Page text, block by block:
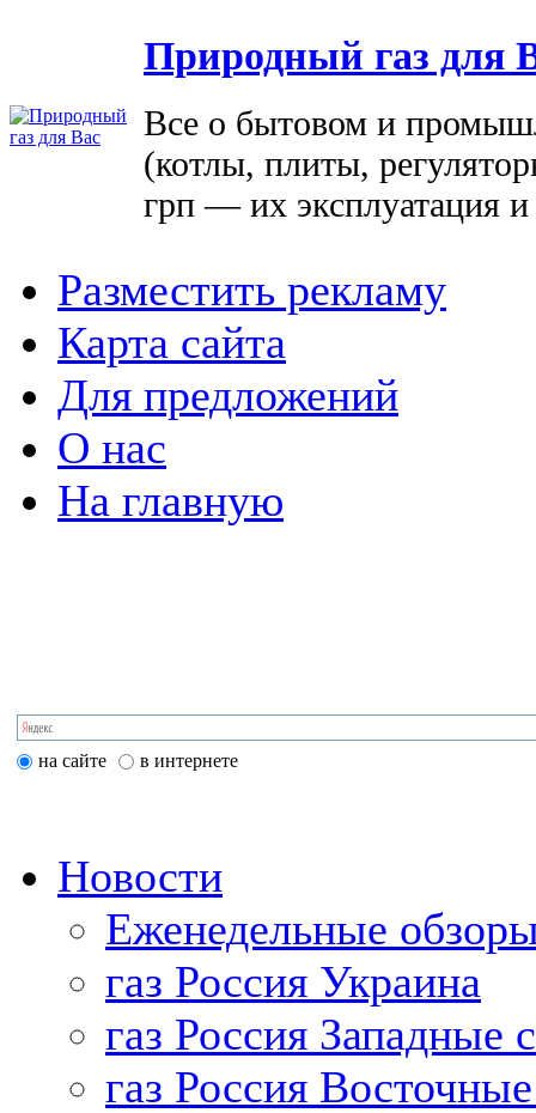
Природный газ для
Все о бытовом и
(котлы, плиты,
грп — их эксплуатация
Разместить рекламу
Карта сайта
Для предложений
О нас
На главную
на сайте в интернете
Новости
Еженедельные
газ Россия Украина
газ Россия Западные
газ Россия